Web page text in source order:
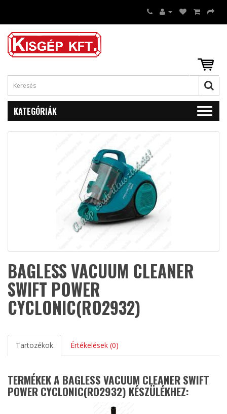
KATEGÓRIÁK
BAGLESS VACUUM CLEANER
SWIFT POWER
CYCLONIC(RO2932)
Tartozékok Értékelések (0)
TERMÉKEK A BAGLESS VACUUM CLEANER SWIFT
POWER CYCLONIC(RO2932) KÉSZÜLÉKHEZ: